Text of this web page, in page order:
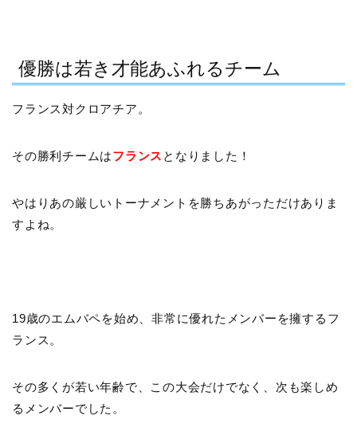
優勝は若き才能あふれるチーム
フランス対クロアチア。
その勝利チームはフランス となりました！
やはりあの厳しいトーナメントを勝ちあがっただけありま
すよね。
19歳のエムバペを始め、非常に優れたメンバーを擁するフ
ランス。
その多くが若い年齢で、この大会だけでなく、次も楽しめ
るメンバーでした。